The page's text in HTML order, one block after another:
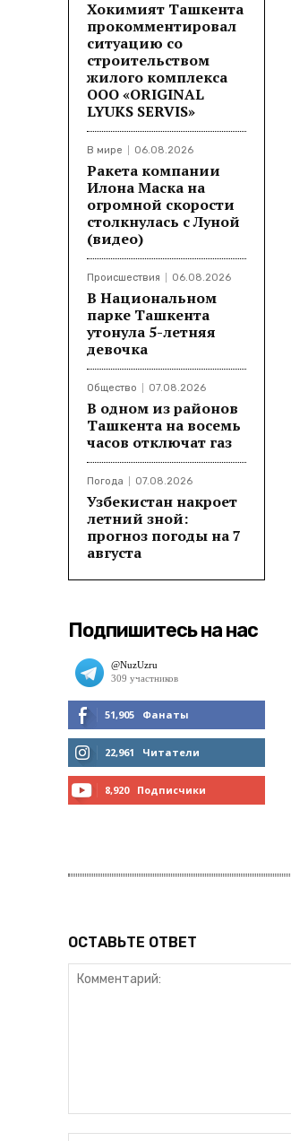
Хокимият Ташкента
прокомментировал
ситуацию со
строительством
жилого комплекса
ООО «ORIGINAL
LYUKS SERVIS»
В мире 06.08.2026
Ракета компании
Илона Маска на
огромной скорости
столкнулась с Луной
(видео)
Происшествия 06.08.2026
В Национальном
парке Ташкента
утонула 5-летняя
девочка
Общество 07.08.2026
В одном из районов
Ташкента на восемь
часов отключат газ
Погода 07.08.2026
Узбекистан накроет
летний зной:
прогноз погоды на 7
августа
Подпишитесь на нас
51,905 Фанаты
МНЕ НРАВИТСЯ
22,961 Читатели
8,920 Подписчики
ОСТАВЬТЕ ОТВЕТ